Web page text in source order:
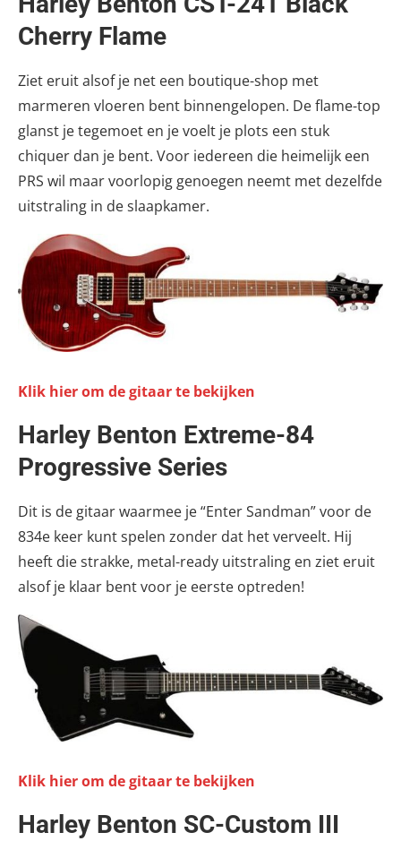
Cherry Flame
Ziet eruit alsof je net een boutique-shop met
marmeren vloeren bent binnengelopen. De flame-top
glanst je tegemoet en je voelt je plots een stuk
chiquer dan je bent. Voor iedereen die heimelijk een
PRS wil maar voorlopig genoegen neemt met dezelfde
uitstraling in de slaapkamer.
Klik hier om de gitaar te bekijken
Harley Benton Extreme-84
Progressive Series
Dit is de gitaar waarmee je “Enter Sandman” voor de
834e keer kunt spelen zonder dat het verveelt. Hij
heeft die strakke, metal-ready uitstraling en ziet eruit
alsof je klaar bent voor je eerste optreden!
Klik hier om de gitaar te bekijken
Harley Benton SC-Custom III